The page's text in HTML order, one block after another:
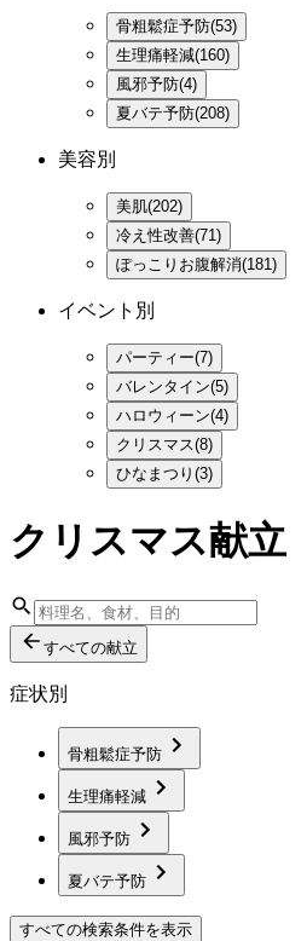
骨粗鬆症予防(53)
生理痛軽減(160)
風邪予防(4)
夏バテ予防(208)
美容別
美肌(202)
冷え性改善(71)
ぽっこりお腹解消(181)
イベント別
パーティー(7)
バレンタイン(5)
ハロウィーン(4)
クリスマス(8)
ひなまつり(3)
クリスマス献立
すべての献立
症状別
骨粗鬆症予防
生理痛軽減
風邪予防
夏バテ予防
すべての検索条件を表示